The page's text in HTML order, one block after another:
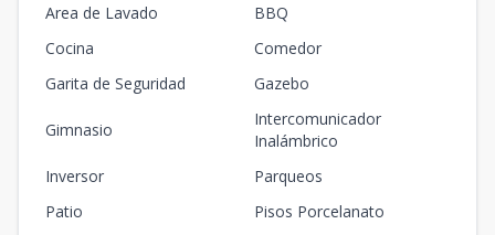
Area de Lavado
BBQ
Cocina
Comedor
Garita de Seguridad
Gazebo
Gimnasio
Intercomunicador
Inalámbrico
Inversor
Parqueos
Patio
Pisos Porcelanato